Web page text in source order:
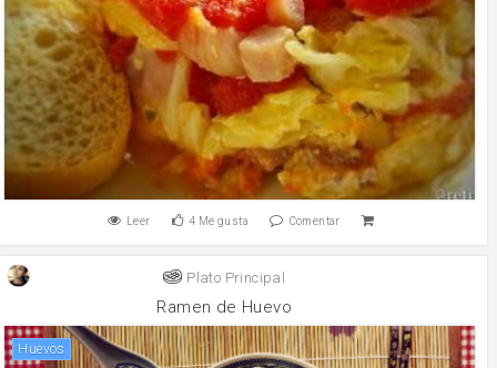
Leer 4 Me gusta Comentar
Plato Principal
Ramen de Huevo
huevos